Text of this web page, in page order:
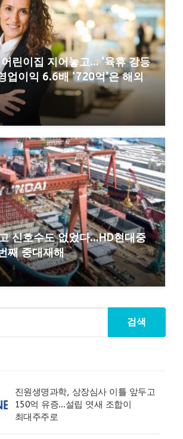
린이집 지어놓고… ‘육휴 강등
업이익 6.6배 ‘720억’은 해외
신호수도 없었다…HD현대중
째 중대재해
진원생명과학, 상장심사 이틀 앞두고
150억 유증…설립 엿새 조합이
최대주주로